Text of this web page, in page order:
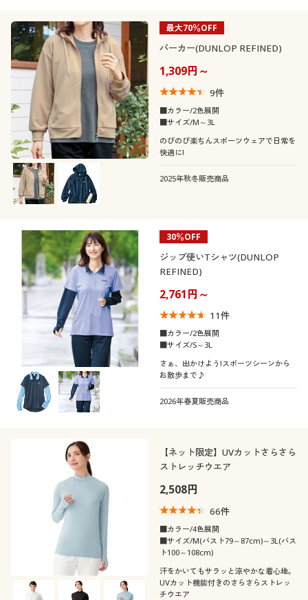
最大70％OFF
パーカー(DUNLOP REFINED)
1,309円～
9件
■カラー/2色展開
■サイズ/M～3L
のびのび楽ちんスポーツウェアで日常を
快適に!
2025年秋冬販売商品
30％OFF
ジップ使いTシャツ(DUNLOP
REFINED)
2,761円～
11件
■カラー/2色展開
■サイズ/S～3L
さぁ、出かけよう!スポーツシーンから
お散歩まで♪
2026年春夏販売商品
【ネット限定】UVカットさらさら
ストレッチウエア
2,508円
66件
■カラー/4色展開
■サイズ/M(バスト79～87cm)～3L(バス
ト100～108cm)
汗をかいてもサラッと涼やかな着心地。
UVカット機能付きのさらさらストレッ
チウエア